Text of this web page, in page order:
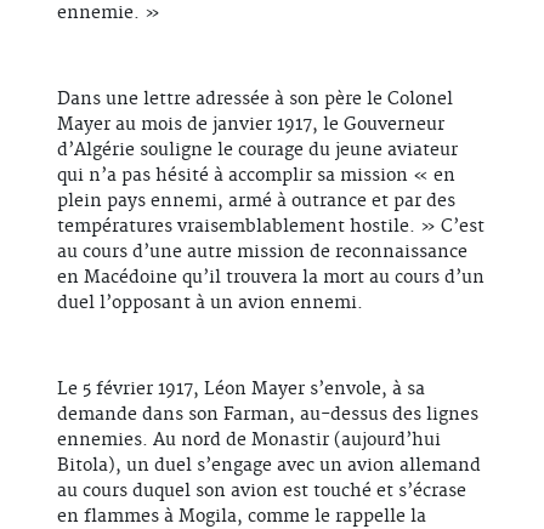
ennemie. »
Dans une lettre adressée à son père le Colonel
Mayer au mois de janvier 1917, le Gouverneur
d’Algérie souligne le courage du jeune aviateur
qui n’a pas hésité à accomplir sa mission « en
plein pays ennemi, armé à outrance et par des
températures vraisemblablement hostile. » C’est
au cours d’une autre mission de reconnaissance
en Macédoine qu’il trouvera la mort au cours d’un
duel l’opposant à un avion ennemi.
Le 5 février 1917, Léon Mayer s’envole, à sa
demande dans son Farman, au-dessus des lignes
ennemies. Au nord de Monastir (aujourd’hui
Bitola), un duel s’engage avec un avion allemand
au cours duquel son avion est touché et s’écrase
en flammes à Mogila, comme le rappelle la